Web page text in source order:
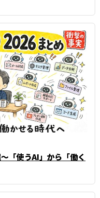
「使うAI」から「働く